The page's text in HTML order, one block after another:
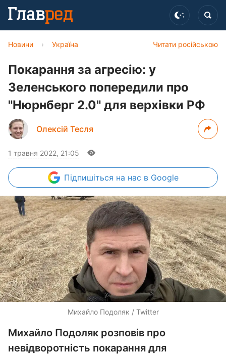
Читати російською
Новини › Україна
Покарання за агресію: у
Зеленського попередили про
"Нюрнберг 2.0" для верхівки РФ
Олексій Тесля
1 травня 2022, 21:05
Підпишіться на нас в Google
Михайло Подоляк / Twitter
Михайло Подоляк розповів про
невідворотність покарання для